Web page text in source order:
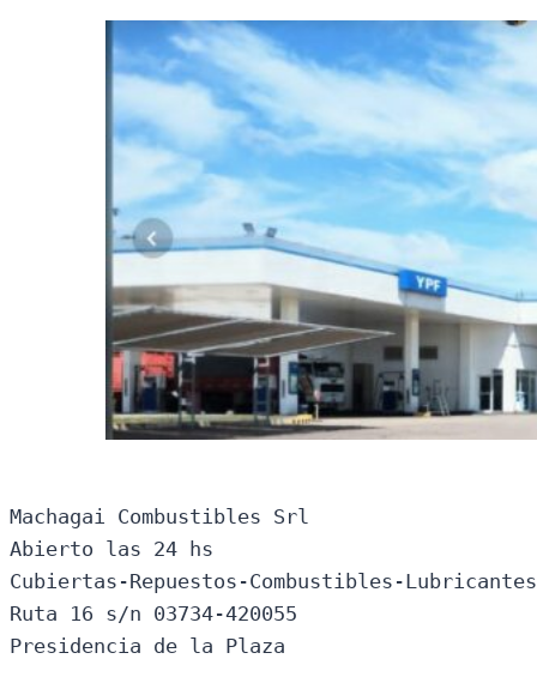
Machagai Combustibles Srl
Abierto las 24 hs
Cubiertas-Repuestos-Combustibles-
Ruta 16 s/n 03734-420055
Presidencia de la Plaza